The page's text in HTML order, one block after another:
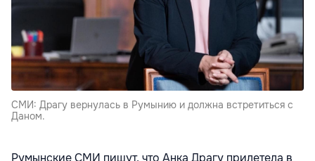
СМИ: Драгу вернулась в Румынию и должна встретиться с
Даном.
Румынские СМИ пишут, что Анка Драгу прилетела в